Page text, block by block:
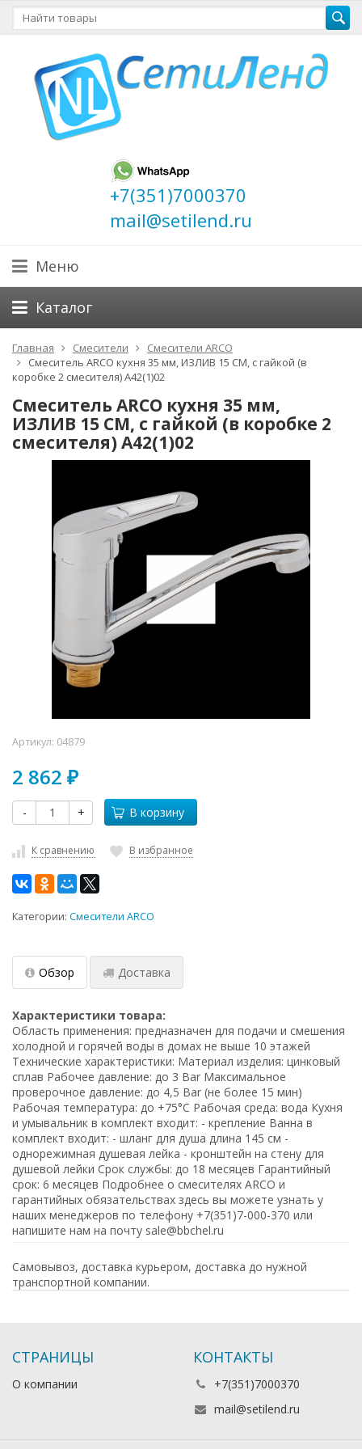
+7(351)7000370
mail@setilend.ru
Меню
Каталог
Главная Смесители
Смесители ARCO
Смеситель ARCO кухня 35 мм, ИЗЛИВ 15 СМ, с гайкой (в
коробке 2 смесителя) А42(1)02
Смеситель ARCO кухня 35 мм,
ИЗЛИВ 15 СМ, с гайкой (в коробке 2
смесителя) А42(1)02
Артикул: 04879
2 862 ₽
- + В корзину
К сравнению В избранное
Категории: Смесители ARCO
Обзор Доставка
Характеристики товара:
Область применения: предназначен для подачи и смешения
холодной и горячей воды в домах не выше 10 этажей
Технические характеристики: Материал изделия: цинковый
сплав Рабочее давление: до 3 Bar Максимальное
проверочное давление: до 4,5 Bar (не более 15 мин)
Рабочая температура: до +75°С Рабочая среда: вода Кухня
и умывальник в комплект входит: - крепление Ванна в
комплект входит: - шланг для душа длина 145 см -
однорежимная душевая лейка - кронштейн на стену для
душевой лейки Срок службы: до 18 месяцев Гарантийный
срок: 6 месяцев Подробнее о смесителях ARCO и
гарантийных обязательствах здесь вы можете узнать у
наших менеджеров по телефону +7(351)7-000-370 или
напишите нам на почту sale@bbchel.ru
Самовывоз, доставка курьером, доставка до нужной
транспортной компании.
СТРАНИЦЫ
О компании
КОНТАКТЫ
+7(351)7000370
mail@setilend.ru